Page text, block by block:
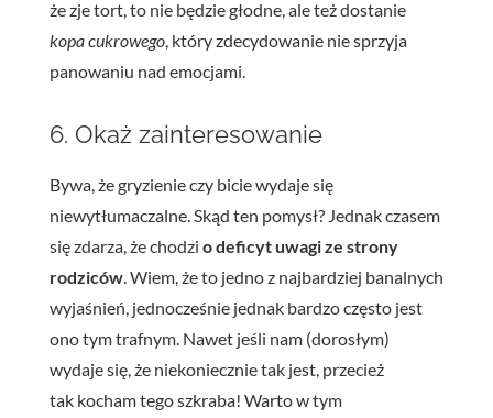
że zje tort, to nie będzie głodne, ale też dostanie
kopa cukrowego, który zdecydowanie nie sprzyja
panowaniu nad emocjami.
6. Okaż zainteresowanie
Bywa, że gryzienie czy bicie wydaje się
niewytłumaczalne. Skąd ten pomysł? Jednak czasem
się zdarza, że chodzi o deficyt uwagi ze strony
rodziców. Wiem, że to jedno z najbardziej banalnych
wyjaśnień, jednocześnie jednak bardzo często jest
ono tym trafnym. Nawet jeśli nam (dorosłym)
wydaje się, że niekoniecznie tak jest, przecież
tak kocham tego szkraba! Warto w tym